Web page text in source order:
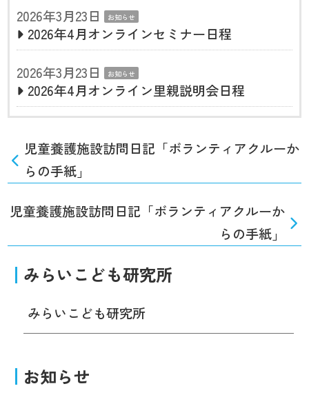
2026年3月23日
お知らせ
2026年4月オンラインセミナー日程
2026年3月23日
お知らせ
2026年4月オンライン里親説明会日程
児童養護施設訪問日記「ボランティアクルーか
らの手紙」
児童養護施設訪問日記「ボランティアクルーか
らの手紙」
みらいこども研究所
みらいこども研究所
お知らせ